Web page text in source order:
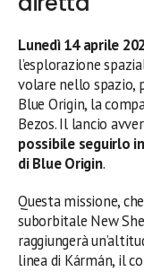
Lunedì 14 aprile
l’esplorazione
volare nello spazio,
Blue Origin, la
Bezos. Il lancio
possibile seguirlo
di Blue Origin.
Questa missione,
suborbitale New
raggiungerà
linea di Kármán, il